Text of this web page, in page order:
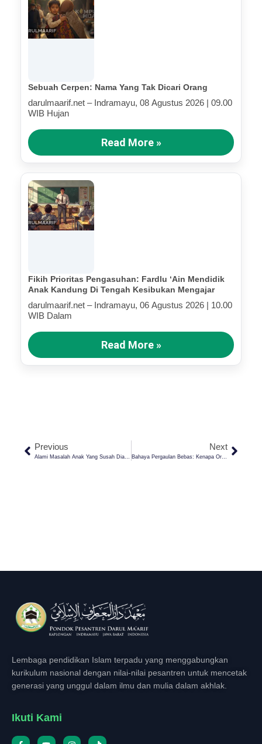
Sebuah Cerpen: Nama Yang Tak Dicari Orang
darulmaarif.net – Indramayu, 08 Agustus 2026 | 09.00
WIB Hujan
Read More »
Fikih Prioritas Pengasuhan: Fardlu ‘Ain Mendidik
Anak Kandung Di Tengah Kesibukan Mengajar
darulmaarif.net – Indramayu, 06 Agustus 2026 | 10.00
WIB Dalam
Read More »
Previous
Alami Masalah Anak Yang Susah Diatur? Ini Solusi Pendidikan Pesantren
Next
Bahaya Pergaulan Bebas: Kenapa Orang Tua Harus Waspada?
Lembaga pendidikan Islam terpadu yang menggabungkan
kurikulum nasional dengan nilai-nilai pesantren untuk mencetak
generasi yang unggul dalam ilmu dan mulia dalam akhlak.
Ikuti Kami